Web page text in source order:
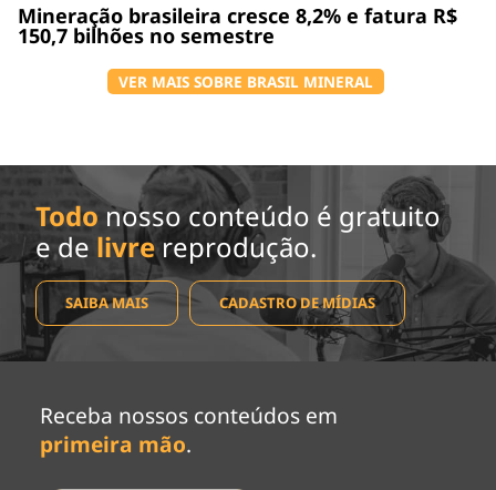
Mineração brasileira cresce 8,2% e fatura R$
150,7 bilhões no semestre
VER MAIS SOBRE BRASIL MINERAL
Todo nosso conteúdo é gratuito
e de livrereprodução.
SAIBA MAIS CADASTRO DE MÍDIAS
Receba nossos conteúdos em
primeira mão.